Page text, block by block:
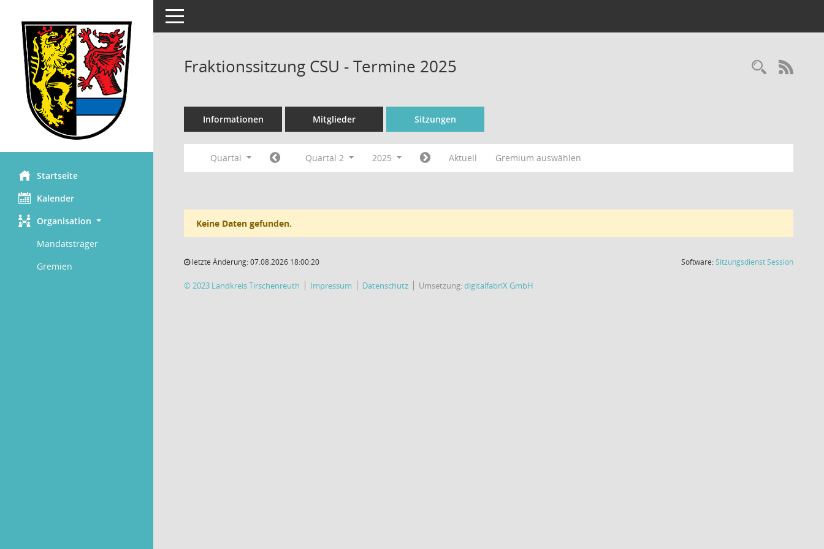
Startseite
Kalender
Organisation
Mandatsträger
Gremien
Toggle navigation
Fraktionssitzung CSU - Termine 2025
Informationen Mitglieder Sitzungen
Quartal Quartal 2 2025 Aktuell Gremium auswählen
Keine Daten gefunden.
letzte Änderung: 07.08.2026 18:00:20 Software:SitzungsdienstSession(Wird in
© 2023 Landkreis Tirschenreuth Impressum Datenschutz Umsetzung:digitalfabriX GmbH